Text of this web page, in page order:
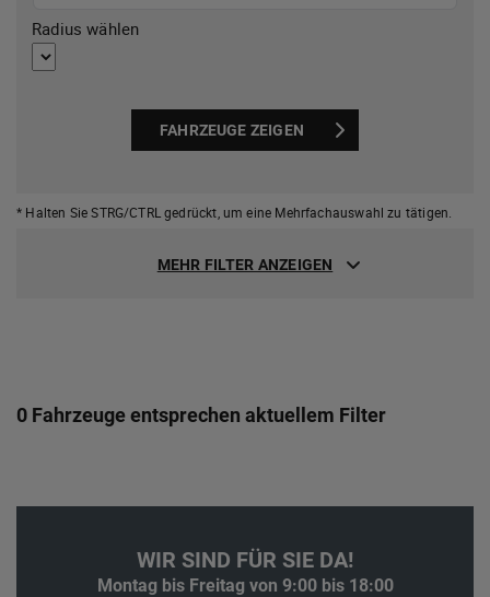
Radius wählen
FAHRZEUGE ZEIGEN
* Halten Sie STRG/CTRL gedrückt, um eine Mehrfachauswahl zu tätigen.
MEHR FILTER ANZEIGEN
0 Fahrzeuge entsprechen aktuellem Filter
WIR SIND FÜR SIE DA!
Montag bis Freitag von 9:00 bis 18:00